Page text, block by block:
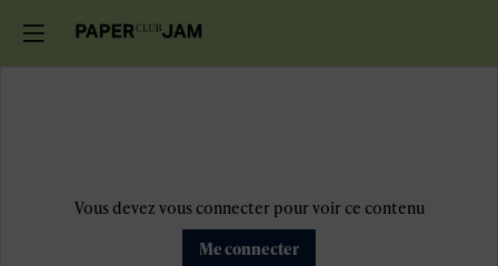
Vous devez vous connecter pour voir ce contenu
Me connecter